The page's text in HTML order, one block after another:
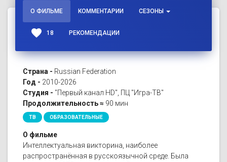
О ФИЛЬМЕ КОММЕНТАРИИ СЕЗОНЫ
favorite 18 РЕКОМЕНДАЦИИ
Страна - Russian Federation
Год - 2010-2026
Студия - "Первый канал HD", ПЦ "Игра-ТВ"
Продолжительность ≈ 90 мин
ТВ ОБРАЗОВАТЕЛЬНЫЕ
О фильме
Интеллектуальная викторина, наиболее
распространённая в русскоязычной среде. Была